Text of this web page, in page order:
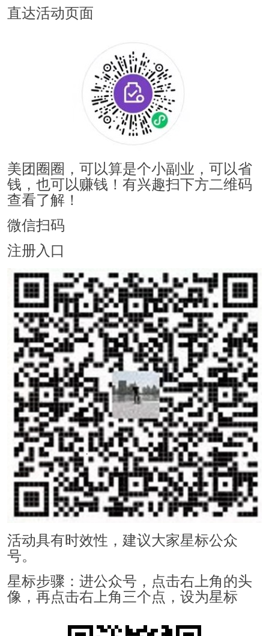
直达活动页面
美团圈圈，可以算是个小副业，可以省
钱，也可以赚钱！有兴趣扫下方二维码
查看了解！
微信扫码
注册入口
活动具有时效性，建议大家星标公众
号。
星标步骤：进公众号，点击右上角的头
像，再点击右上角三个点，设为星标